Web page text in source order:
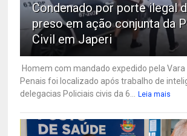
Condenado por porte ilegal
preso em ação conjunta da
Civil em Japeri
Homem com mandado expedido pela Vara
Penais foi localizado após trabalho de
delegacias Policiais civis da 6... Leia mais